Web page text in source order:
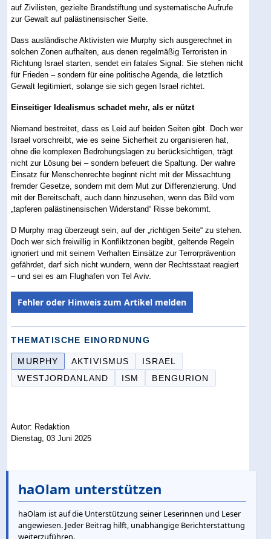
auf Zivilisten, gezielte Brandstiftung und systematische Aufrufe
zur Gewalt auf palästinensischer Seite.
Dass ausländische Aktivisten wie Murphy sich ausgerechnet in
solchen Zonen aufhalten, aus denen regelmäßig Terroristen in
Richtung Israel starten, sendet ein fatales Signal: Sie stehen nicht
für Frieden – sondern für eine politische Agenda, die letztlich
Gewalt legitimiert, solange sie sich gegen Israel richtet.
Einseitiger Idealismus schadet mehr, als er nützt
Niemand bestreitet, dass es Leid auf beiden Seiten gibt. Doch wer
Israel vorschreibt, wie es seine Sicherheit zu organisieren hat,
ohne die komplexen Bedrohungslagen zu berücksichtigen, trägt
nicht zur Lösung bei – sondern befeuert die Spaltung. Der wahre
Einsatz für Menschenrechte beginnt nicht mit der Missachtung
fremder Gesetze, sondern mit dem Mut zur Differenzierung. Und
mit der Bereitschaft, auch dann hinzusehen, wenn das Bild vom
„tapferen palästinensischen Widerstand“ Risse bekommt.
D Murphy mag überzeugt sein, auf der „richtigen Seite“ zu stehen.
Doch wer sich freiwillig in Konfliktzonen begibt, geltende Regeln
ignoriert und mit seinem Verhalten Einsätze zur Terrorprävention
gefährdet, darf sich nicht wundern, wenn der Rechtsstaat reagiert
– und sei es am Flughafen von Tel Aviv.
Fehler oder Hinweis zum Artikel melden
THEMATISCHE EINORDNUNG
MURPHY AKTIVISMUS
ISRAEL
WESTJORDANLAND
ISM BENGURION
Autor: Redaktion
Dienstag, 03 Juni 2025
haOlam unterstützen
haOlam ist auf die Unterstützung seiner Leserinnen und Leser
angewiesen. Jeder Beitrag hilft, unabhängige Berichterstattung